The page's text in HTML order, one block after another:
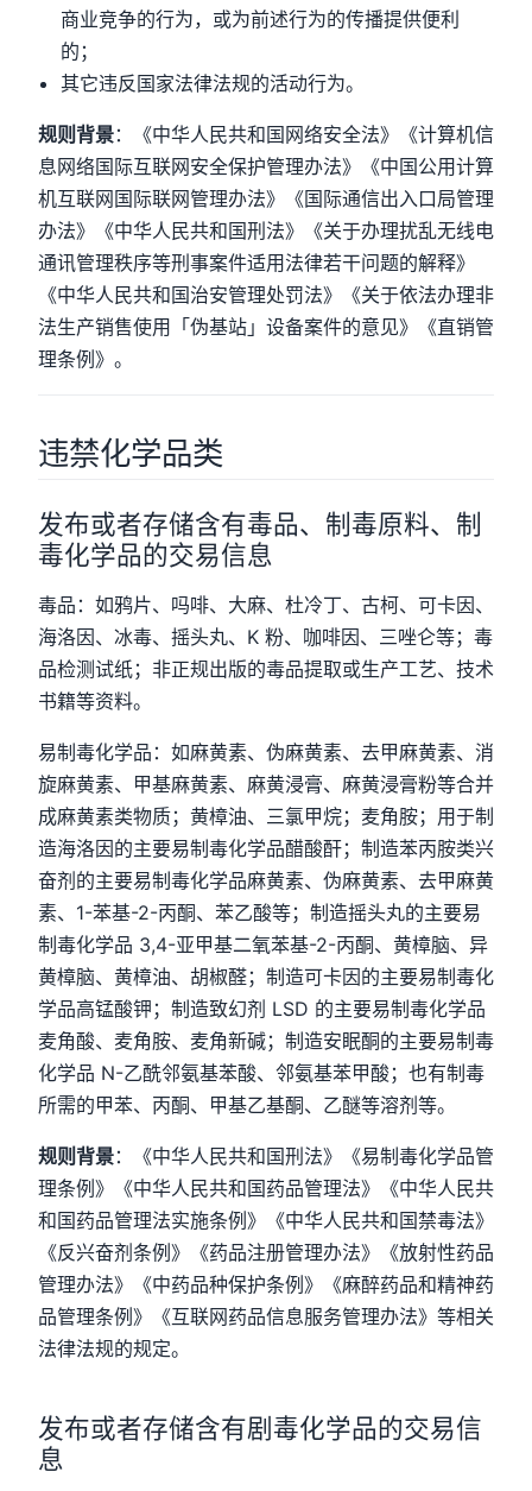
商业竞争的行为，或为前述行为的传播提供便利
的；
其它违反国家法律法规的活动行为。
规则背景：《中华人民共和国网络安全法》《计算机信
息网络国际互联网安全保护管理办法》《中国公用计算
机互联网国际联网管理办法》《国际通信出入口局管理
办法》《中华人民共和国刑法》《关于办理扰乱无线电
通讯管理秩序等刑事案件适用法律若干问题的解释》
《中华人民共和国治安管理处罚法》《关于依法办理非
法生产销售使用「伪基站」设备案件的意见》《直销管
理条例》。
违禁化学品类
发布或者存储含有毒品、制毒原料、制
毒化学品的交易信息
毒品：如鸦片、吗啡、大麻、杜冷丁、古柯、可卡因、
海洛因、冰毒、摇头丸、K 粉、咖啡因、三唑仑等；毒
品检测试纸；非正规出版的毒品提取或生产工艺、技术
书籍等资料。
易制毒化学品：如麻黄素、伪麻黄素、去甲麻黄素、消
旋麻黄素、甲基麻黄素、麻黄浸膏、麻黄浸膏粉等合并
成麻黄素类物质；黄樟油、三氯甲烷；麦角胺；用于制
造海洛因的主要易制毒化学品醋酸酐；制造苯丙胺类兴
奋剂的主要易制毒化学品麻黄素、伪麻黄素、去甲麻黄
素、1-苯基-2-丙酮、苯乙酸等；制造摇头丸的主要易
制毒化学品 3,4-亚甲基二氧苯基-2-丙酮、黄樟脑、异
黄樟脑、黄樟油、胡椒醛；制造可卡因的主要易制毒化
学品高锰酸钾；制造致幻剂 LSD 的主要易制毒化学品
麦角酸、麦角胺、麦角新碱；制造安眠酮的主要易制毒
化学品 N-乙酰邻氨基苯酸、邻氨基苯甲酸；也有制毒
所需的甲苯、丙酮、甲基乙基酮、乙醚等溶剂等。
规则背景：《中华人民共和国刑法》《易制毒化学品管
理条例》《中华人民共和国药品管理法》《中华人民共
和国药品管理法实施条例》《中华人民共和国禁毒法》
《反兴奋剂条例》《药品注册管理办法》《放射性药品
管理办法》《中药品种保护条例》《麻醉药品和精神药
品管理条例》《互联网药品信息服务管理办法》等相关
法律法规的规定。
发布或者存储含有剧毒化学品的交易信
息